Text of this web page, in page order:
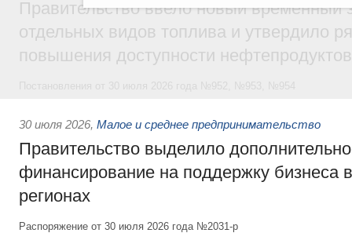
Правительство ввело новый временный
отдельных видов топлива и утвердило
повышения доступности нефтепродуктов
30 июля 2026, Малое и среднее предпринимательство
Правительство выделило
финансирование на поддержку бизнеса
регионах
Распоряжение от 30 июля 2026 года №2031-р